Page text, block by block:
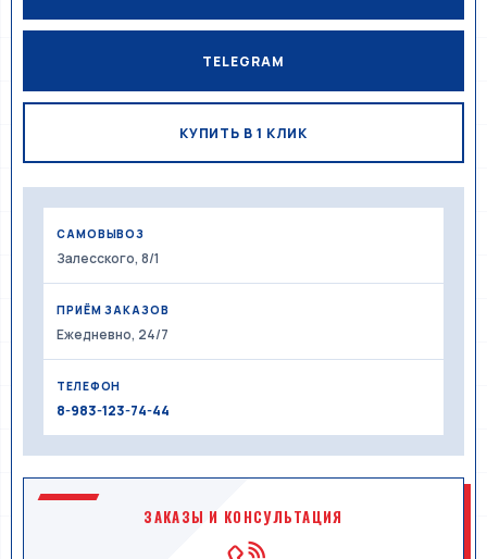
TELEGRAM
КУПИТЬ В 1 КЛИК
САМОВЫВОЗ
Залесского, 8/1
ПРИЁМ ЗАКАЗОВ
Ежедневно, 24/7
ТЕЛЕФОН
8-983-123-74-44
ЗАКАЗЫ И КОНСУЛЬТАЦИЯ